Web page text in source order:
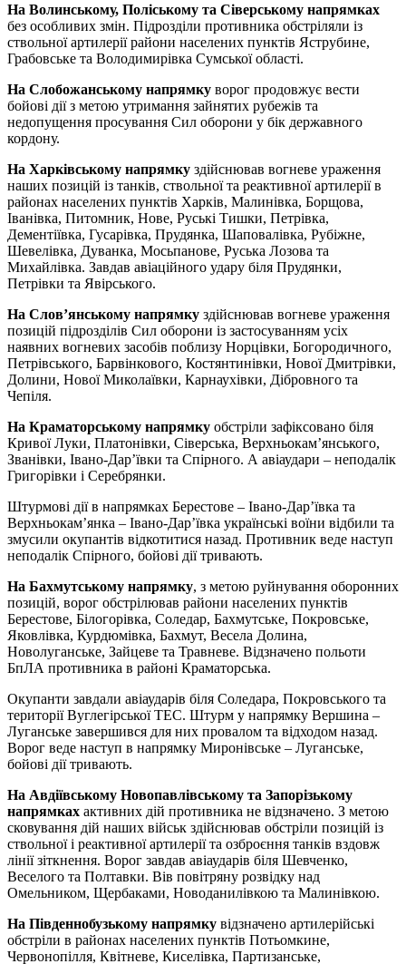
На Волинському, Поліському та Сіверському напрямках
без особливих змін. Підрозділи противника обстріляли із
ствольної артилерії райони населених пунктів Яструбине,
Грабовське та Володимирівка Сумської області.
На Слобожанському напрямку ворог продовжує вести
бойові дії з метою утримання зайнятих рубежів та
недопущення просування Сил оборони у бік державного
кордону.
На Харківському напрямку здійснював вогневе ураження
наших позицій із танків, ствольної та реактивної артилерії в
районах населених пунктів Харків, Малинівка, Борщова,
Іванівка, Питомник, Нове, Руські Тишки, Петрівка,
Дементіївка, Гусарівка, Прудянка, Шаповалівка, Рубіжне,
Шевелівка, Дуванка, Мосьпанове, Руська Лозова та
Михайлівка. Завдав авіаційного удару біля Прудянки,
Петрівки та Явірського.
На Слов’янському напрямку здійснював вогневе ураження
позицій підрозділів Сил оборони із застосуванням усіх
наявних вогневих засобів поблизу Норцівки, Богородичного,
Петрівського, Барвінкового, Костянтинівки, Нової Дмитрівки,
Долини, Нової Миколаївки, Карнаухівки, Дібровного та
Чепіля.
На Краматорському напрямку обстріли зафіксовано біля
Кривої Луки, Платонівки, Сіверська, Верхньокам’янського,
Званівки, Івано-Дар’ївки та Спірного. А авіаудари – неподалік
Григорівки і Серебрянки.
Штурмові дії в напрямках Берестове – Івано-Дар’ївка та
Верхньокам’янка – Івано-Дар’ївка українські воїни відбили та
змусили окупантів відкотитися назад. Противник веде наступ
неподалік Спірного, бойові дії тривають.
На Бахмутському напрямку, з метою руйнування оборонних
позицій, ворог обстрілював райони населених пунктів
Берестове, Білогорівка, Соледар, Бахмутське, Покровське,
Яковлівка, Курдюмівка, Бахмут, Весела Долина,
Новолуганське, Зайцеве та Травневе. Відзначено польоти
БпЛА противника в районі Краматорська.
Окупанти завдали авіаударів біля Соледара, Покровського та
території Вуглегірської ТЕС. Штурм у напрямку Вершина –
Луганське завершився для них провалом та відходом назад.
Ворог веде наступ в напрямку Миронівське – Луганське,
бойові дії тривають.
На Авдіївському Новопавлівському та Запорізькому
напрямках активних дій противника не відзначено. З метою
сковування дій наших військ здійснював обстріли позицій із
ствольної і реактивної артилерії та озброєння танків вздовж
лінії зіткнення. Ворог завдав авіаударів біля Шевченко,
Веселого та Полтавки. Вів повітряну розвідку над
Омельником, Щербаками, Новоданилівкою та Малинівкою.
На Південнобузькому напрямку відзначено артилерійські
обстріли в районах населених пунктів Потьомкине,
Червонопілля, Квітневе, Киселівка, Партизанське,